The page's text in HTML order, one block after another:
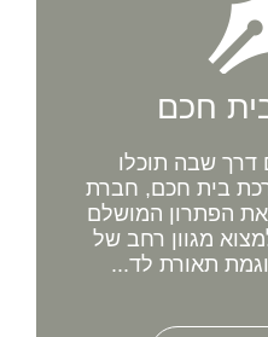
חכם
שבה תוכלו
בית חכם, חברת
הפתרון המושלם
מגוון רחב של
תאורת לד...